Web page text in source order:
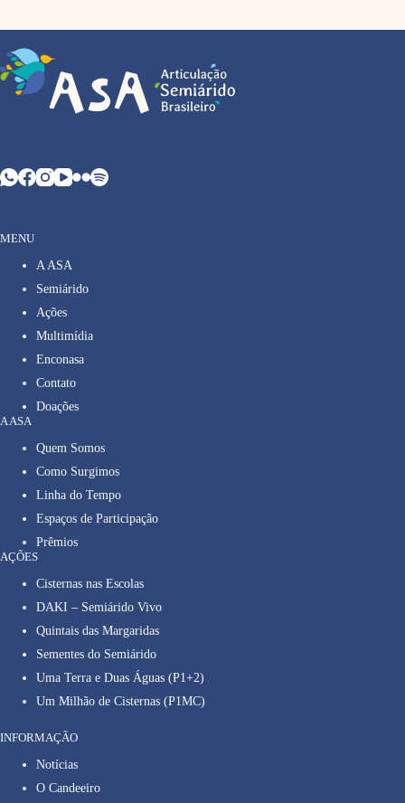
MENU
A ASA
Semiárido
Ações
Multimídia
Enconasa
Contato
Doações
A ASA
Quem Somos
Como Surgimos
Linha do Tempo
Espaços de Participação
Prêmios
AÇÕES
Cisternas nas Escolas
DAKI – Semiárido Vivo
Quintais das Margaridas
Sementes do Semiárido
Uma Terra e Duas Águas (P1+2)
Um Milhão de Cisternas (P1MC)
INFORMAÇÃO
Notícias
O Candeeiro